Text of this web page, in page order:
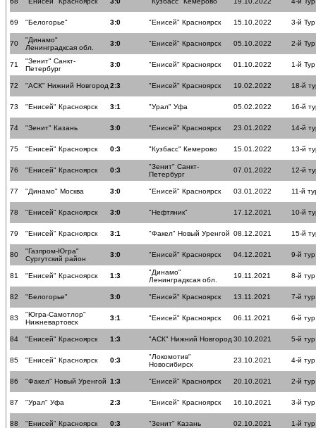
69 "Белогорье" 3:0 "Енисей" Красноярск 15.10.2022 3-й Тур
70
"Динамо"
Ленинградксая обл.
3:0 "Енисей" Красноярск 05.10.2022 2-й Тур
71
"Зенит" Санкт-
Петербург
3:0 "Енисей" Красноярск 01.10.2022 1-й Тур
72 "АСК" Нижний Новгород 2:3 "Енисей" Красноярск 19.02.2022 18-й
73 "Енисей" Красноярск 3:1 "Урал" Уфа 05.02.2022 16-й
74 "Зенит" Казань 3:0 "Енисей" Красноярск 23.01.2022 14-й
75 "Енисей" Красноярск 0:3 "Кузбасс" Кемерово 15.01.2022 13-й
76 "Енисей" Красноярск 0:3
"Зенит" Санкт-
Петербург
07.01.2022 12-й
77 "Динамо" Москва 3:0 "Енисей" Красноярск 03.01.2022 11-й
78 "Енисей" Красноярск 3:0 "Нефтяник" 17.12.2021 10-й
79 "Енисей" Красноярск 3:1 "Факел" Новый Уренгой 08.12.2021 15-й
80
"Газпром-Югра"
Сургутский район
3:0 "Енисей" Красноярск 04.12.2021 9-й тур
81 "Енисей" Красноярск 1:3
"Динамо"
Ленинградксая обл.
19.11.2021 8-й тур
82 "Белогорье" 3:0 "Енисей" Красноярск 13.11.2021 7-й тур
83
"Югра-Самотлор"
Нижневартовск
3:1 "Енисей" Красноярск 06.11.2021 6-й тур
84 "Енисей" Красноярск 1:3 "АСК" Нижний Новгород 30.10.2021 5-й тур
85 "Енисей" Красноярск 0:3
"Локомотив"
Новосибирск
23.10.2021 4-й тур
86 "Факел" Новый Уренгой 1:3 "Енисей" Красноярск 20.10.2021 2-й тур
87 "Урал" Уфа 2:3 "Енисей" Красноярск 16.10.2021 3-й тур
88 "Енисей" Красноярск 0:3 "Зенит" Казань 02.10.2021 1-й тур